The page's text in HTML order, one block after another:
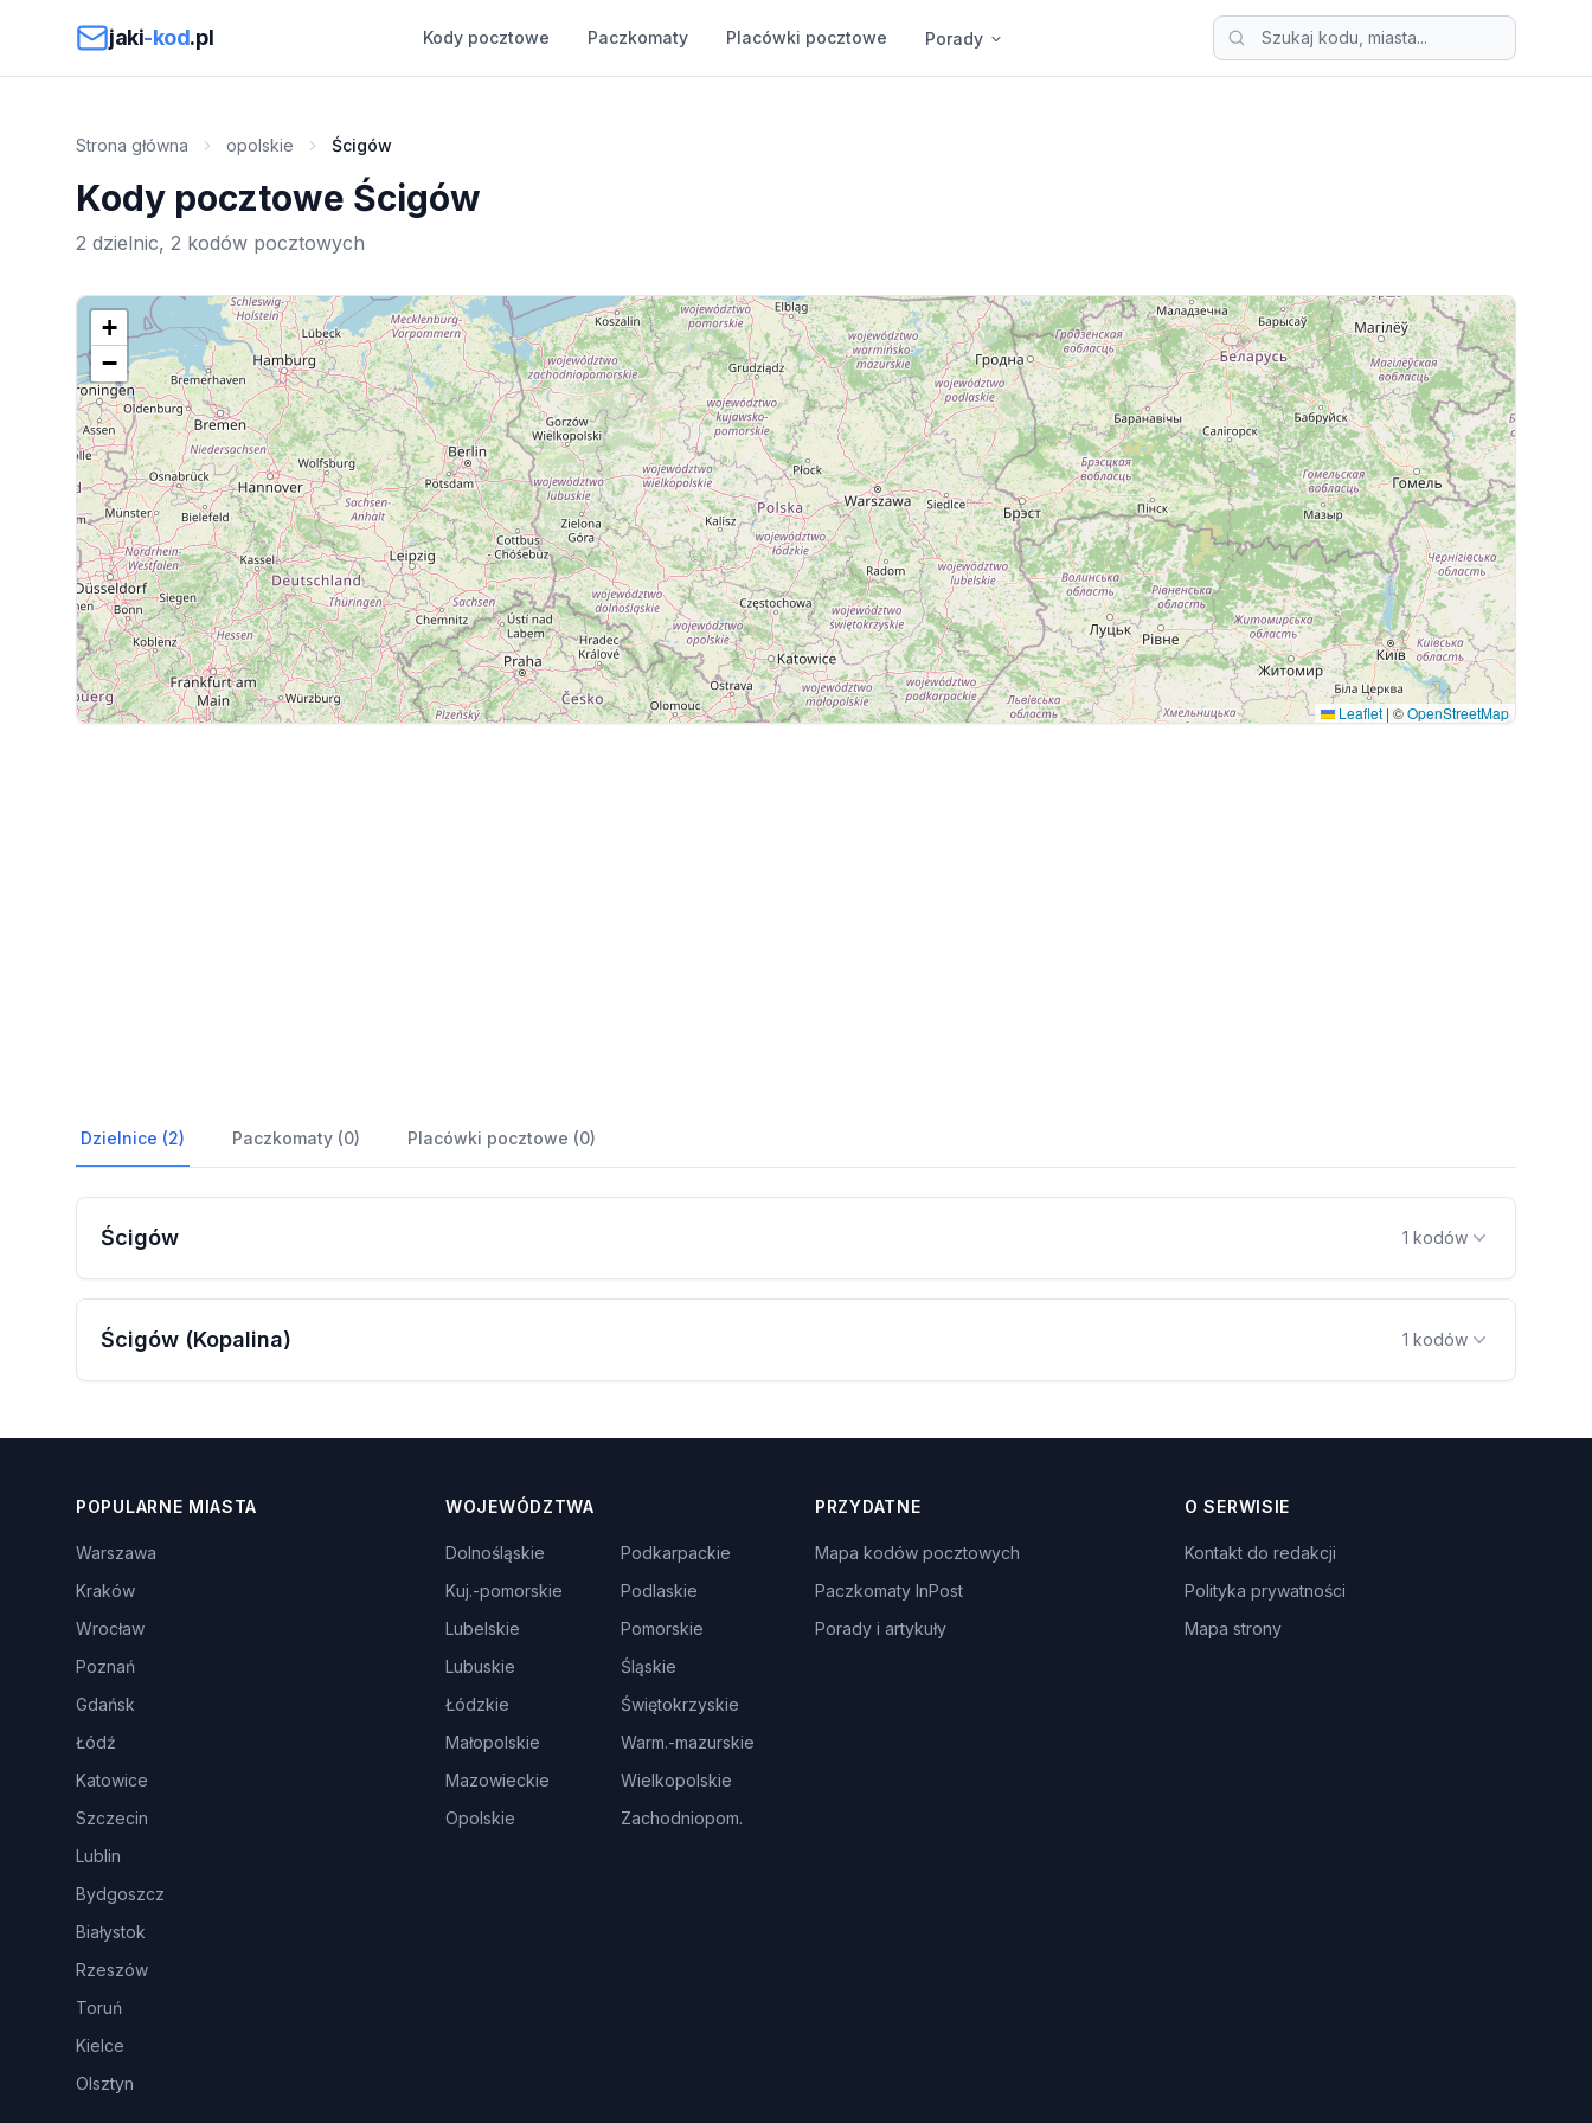
jaki-kod.pl Kody pocztowe Paczkomaty Placówki pocztowe Porady
Strona główna opolskie Ścigów
Kody pocztowe Ścigów
2 dzielnic, 2 kodów pocztowych
+
−
Leaflet | ©OpenStreetMap
Dzielnice (2) Paczkomaty (0) Placówki pocztowe (0)
Ścigów 1 kodów
Ścigów (Kopalina) 1 kodów
POPULARNE MIASTA
Warszawa
Kraków
Wrocław
Poznań
Gdańsk
Łódź
Katowice
Szczecin
Lublin
Bydgoszcz
Białystok
Rzeszów
Toruń
Kielce
Olsztyn
WOJEWÓDZTWA
Dolnośląskie
Kuj.-pomorskie
Lubelskie
Lubuskie
Łódzkie
Małopolskie
Mazowieckie
Opolskie
Podkarpackie
Podlaskie
Pomorskie
Śląskie
Świętokrzyskie
Warm.-mazurskie
Wielkopolskie
Zachodniopom.
PRZYDATNE
Mapa kodów pocztowych
Paczkomaty InPost
Porady i artykuły
O SERWISIE
Kontakt do redakcji
Polityka prywatności
Mapa strony